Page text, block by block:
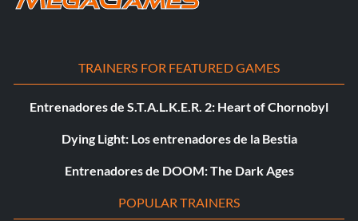
TRAINERS FOR FEATURED GAMES
Entrenadores de S.T.A.L.K.E.R. 2: Heart of Chornobyl
Dying Light: Los entrenadores de la Bestia
Entrenadores de DOOM: The Dark Ages
POPULAR TRAINERS